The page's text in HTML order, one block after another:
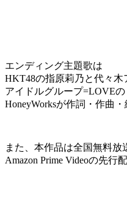
エンディング主題歌は
HKT48の指原莉乃と代々
アイドルグループ=LOVE
HoneyWorksが作詞・作曲
また、本作品は全国無料放
Amazon Prime Videoの先行